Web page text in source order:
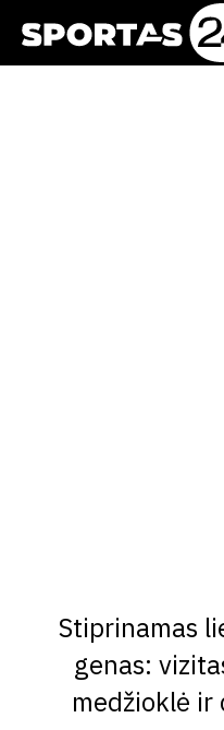
Stiprinamas
genas:
medžioklė ir